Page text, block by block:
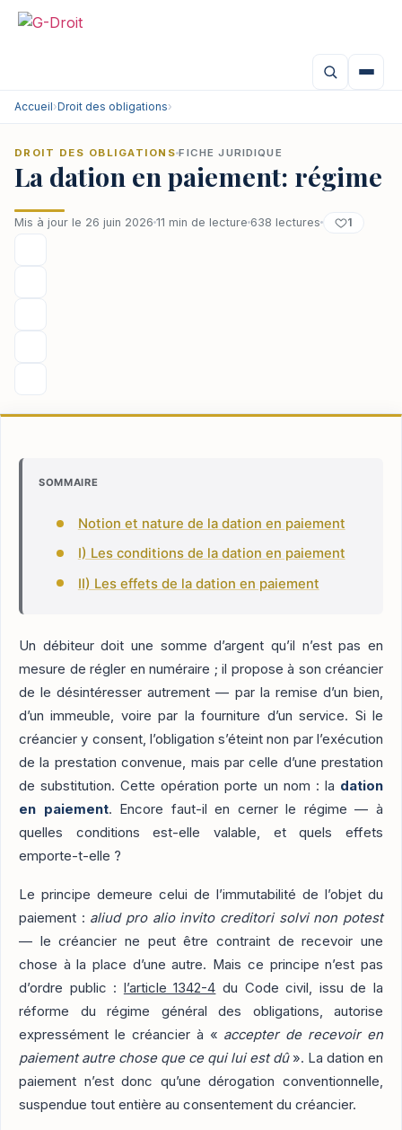
Aller
Accueil›Droit des obligations›
DROIT DES OBLIGATIONS FICHE JURIDIQUE
La dation en paiement: régime
Mis à jour le 26 juin 2026 11 min de lecture 638 lectures 1
SOMMAIRE
Notion et nature de la dation en paiement
I) Les conditions de la dation en paiement
II) Les effets de la dation en paiement
Un débiteur doit une somme d’argent qu’il n’est pas en
mesure de régler en numéraire ; il propose à son créancier
de le désintéresser autrement — par la remise d’un bien,
d’un immeuble, voire par la fourniture d’un service. Si le
créancier y consent, l’obligation s’éteint non par l’exécution
de la prestation convenue, mais par celle d’une prestation
de substitution. Cette opération porte un nom : la dation
en paiement. Encore faut-il en cerner le régime — à
quelles conditions est-elle valable, et quels effets
emporte-t-elle ?
Le principe demeure celui de l’immutabilité de l’objet du
paiement : aliud pro alio invito creditori solvi non potest
— le créancier ne peut être contraint de recevoir une
chose à la place d’une autre. Mais ce principe n’est pas
d’ordre public : l’article 1342-4 du Code civil, issu de la
réforme du régime général des obligations, autorise
expressément le créancier à « accepter de recevoir en
paiement autre chose que ce qui lui est dû». La dation en
paiement n’est donc qu’une dérogation conventionnelle,
suspendue tout entière au consentement du créancier.